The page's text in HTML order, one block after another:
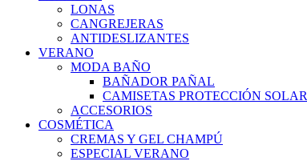
LONAS
CANGREJERAS
ANTIDESLIZANTES
VERANO
MODA BAÑO
BAÑADOR PAÑAL
CAMISETAS PROTECCIÓN SOLAR
ACCESORIOS
COSMÉTICA
CREMAS Y GEL CHAMPÚ
ESPECIAL VERANO